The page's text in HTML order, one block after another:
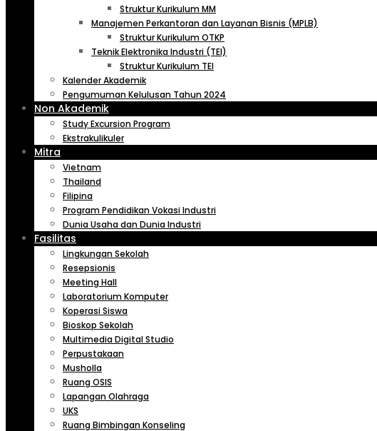
Struktur Kurikulum MM
Manajemen Perkantoran dan Layanan Bisnis (MPLB)
Struktur Kurikulum OTKP
Teknik Elektronika Industri (TEI)
Struktur Kurikulum TEI
Kalender Akademik
Pengumuman Kelulusan Tahun 2024
Non Akademik
Study Excursion Program
Ekstrakulikuler
Mitra
Vietnam
Thailand
Filipina
Program Pendidikan Vokasi Industri
Dunia Usaha dan Dunia Industri
Fasilitas
Lingkungan Sekolah
Resepsionis
Meeting Hall
Laboratorium Komputer
Koperasi Siswa
Bioskop Sekolah
Multimedia Digital Studio
Perpustakaan
Musholla
Ruang OSIS
Lapangan Olahraga
UKS
Ruang Bimbingan Konseling